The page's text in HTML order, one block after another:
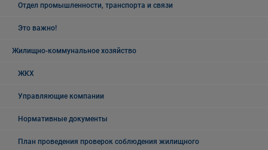
Отдел промышленности, транспорта и связи
Это важно!
Жилищно-коммунальное хозяйство
ЖКХ
Управляющие компании
Нормативные документы
План проведения проверок соблюдения жилищного